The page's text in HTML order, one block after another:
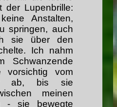
der Lupenbrille:
Anstalten,
springen, auch
sie über den
Ich nahm
Schwanzende
vom
ab, bis sie
meinen
- sie bewegte